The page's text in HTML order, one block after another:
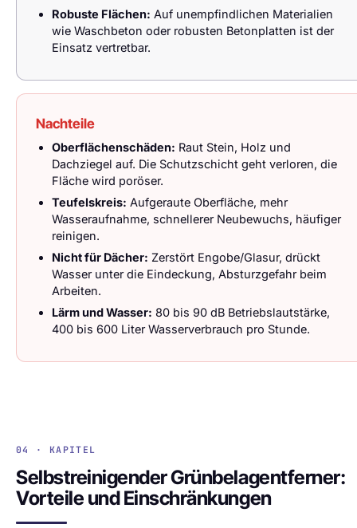
Robuste Flächen: Auf unempfindlichen Materialien
wie Waschbeton oder robusten Betonplatten ist der
Einsatz vertretbar.
Nachteile
Oberflächenschäden: Raut Stein, Holz und
Dachziegel auf. Die Schutzschicht geht verloren, die
Fläche wird poröser.
Teufelskreis: Aufgeraute Oberfläche, mehr
Wasseraufnahme, schnellerer Neubewuchs, häufiger
reinigen.
Nicht für Dächer: Zerstört Engobe/Glasur, drückt
Wasser unter die Eindeckung, Absturzgefahr beim
Arbeiten.
Lärm und Wasser: 80 bis 90 dB Betriebslautstärke,
400 bis 600 Liter Wasserverbrauch pro Stunde.
04 · KAPITEL
Selbstreinigender Grünbelagentferner:
Vorteile und Einschränkungen